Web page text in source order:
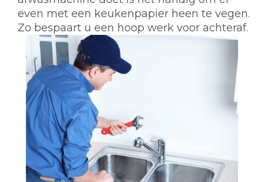
even met een keukenpapier heen te vegen.
Zo bespaart u een hoop werk voor achteraf.